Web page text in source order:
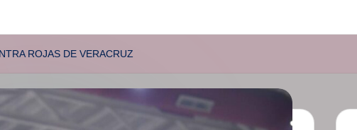
ROJAS DE VERACRUZ